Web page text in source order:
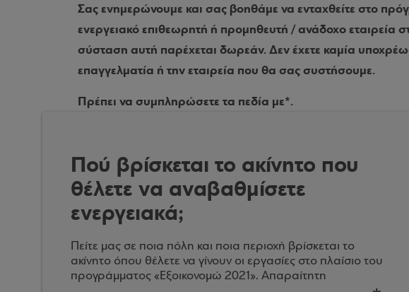
Σας ενημερώνουμε και σας βοηθάμε να ενταχθείτε στο
ενεργειακό επιθεωρητή ή προμηθευτή / ανάδοχο εταιρεία
σύσταση αυτή παρέχεται δωρεάν. Δεν έχετε καμία
επαγγελματία ή την εταιρεία που θα σας συστήσουμε.
Πρέπει να συμπληρώσετε τα πεδία με*.
Πού βρίσκεται το ακίνητο που
θέλετε να αναβαθμίσετε
ενεργειακά;
Πείτε μας σε ποια πόλη και ποια περιοχή βρίσκεται το
ακίνητο όπου θέλετε να γίνουν οι εργασίες στο πλαίσιο του
προγράμματος «Εξοικονομώ 2021». Απαραίτητη